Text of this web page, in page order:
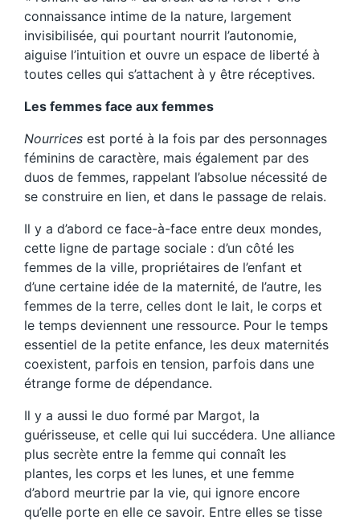
connaissance intime de la nature, largement
invisibilisée, qui pourtant nourrit l’autonomie,
aiguise l’intuition et ouvre un espace de liberté à
toutes celles qui s’attachent à y être réceptives.
Les femmes face aux femmes
Nourrices est porté à la fois par des personnages
féminins de caractère, mais également par des
duos de femmes, rappelant l’absolue nécessité de
se construire en lien, et dans le passage de relais.
Il y a d’abord ce face-à-face entre deux mondes,
cette ligne de partage sociale : d’un côté les
femmes de la ville, propriétaires de l’enfant et
d’une certaine idée de la maternité, de l’autre, les
femmes de la terre, celles dont le lait, le corps et
le temps deviennent une ressource. Pour le temps
essentiel de la petite enfance, les deux maternités
coexistent, parfois en tension, parfois dans une
étrange forme de dépendance.
Il y a aussi le duo formé par Margot, la
guérisseuse, et celle qui lui succédera. Une alliance
plus secrète entre la femme qui connaît les
plantes, les corps et les lunes, et une femme
d’abord meurtrie par la vie, qui ignore encore
qu’elle porte en elle ce savoir. Entre elles se tisse